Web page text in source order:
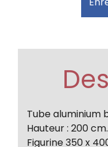
Tube aluminium
Hauteur : 200 cm.
Figurine 350 x